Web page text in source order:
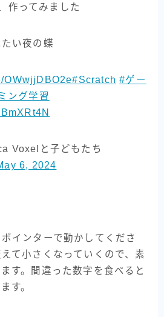
作ってみました
い夜の蝶
OWwjjDBO2e#Scratch #ゲー
ング学習
Voxelと子どもたち
6, 2024
インターで動かしてくださ
て小さくなっていくので、素
す。間違った数字を食べると
す。